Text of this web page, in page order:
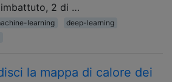
2 di …
learning
deep-learning
la mappa di calore dei